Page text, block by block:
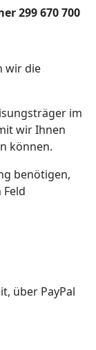
299 670 700
wir die
im
wir Ihnen
können.
benötigen,
über PayPal